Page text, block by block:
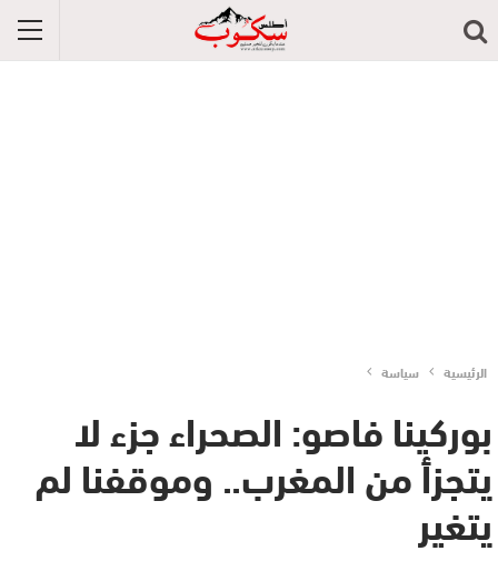
الرئيسية سياسة
بوركينا فاصو: الصحراء جزء لا
يتجزأ من المغرب.. وموقفنا لم
يتغير